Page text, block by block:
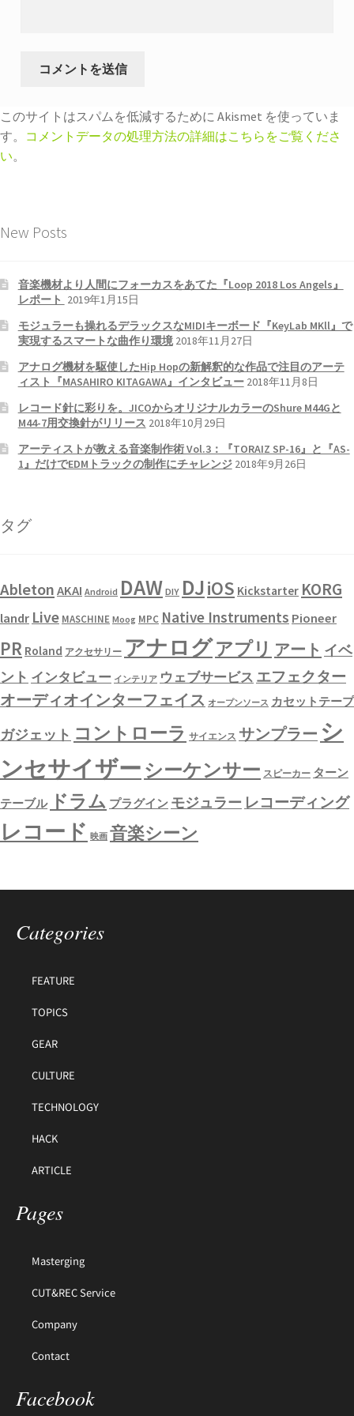
このサイトはスパムを低減するために Akismet を使っていま
す。 コメントデータの処理方法の詳細はこちらをご覧くださ
い。
New Posts
音楽機材より人間にフォーカスをあてた『Loop 2018 Los Angels』
レポート 2019年1月15日
モジュラーも操れるデラックスなMIDIキーボード『KeyLab MKll』で
実現するスマートな曲作り環境 2018年11月27日
アナログ機材を駆使したHip Hopの新解釈的な作品で注目のアーテ
ィスト『MASAHIRO KITAGAWA』インタビュー 2018年11月8日
レコード針に彩りを。JICOからオリジナルカラーのShure M44Gと
M44-7用交換針がリリース 2018年10月29日
アーティストが教える音楽制作術 Vol.3：『TORAIZ SP-16』と『AS-
1』だけでEDMトラックの制作にチャレンジ 2018年9月26日
タグ
AbletonAKAI Android DAW DIY DJiOS Kickstarter KORG
landr Live MASCHINE Moog MPC Native Instruments Pioneer
PR Roland アクセサリー アナログアプリ アート イベ
ント インタビュー インテリア ウェブサービス エフェクター
オーディオインターフェイス オープンソース カセットテープ
ガジェット コントローラ サイエンス サンプラー シ
ンセサイザー シーケンサー スピーカー ターン
テーブル ドラム プラグイン モジュラー レコーディング
レコード 映画 音楽シーン
Categories
FEATURE
TOPICS
GEAR
CULTURE
TECHNOLOGY
HACK
ARTICLE
Pages
Masterging
CUT&REC Service
Company
Contact
Facebook